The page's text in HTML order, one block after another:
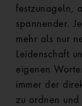
festzunageln,
spannender.
mehr als nur
Leidenschaft
eigenen
immer der
zu ordnen und